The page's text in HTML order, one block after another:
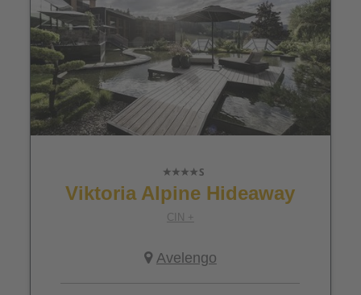
Viktoria Alpine Hideaway
CIN +
Avelengo